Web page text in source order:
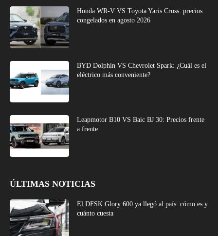
Honda WR-V VS Toyota Yaris Cross: precios
congelados en agosto 2026
BYD Dolphin VS Chevrolet Spark: ¿Cuál es el
eléctrico más conveniente?
Leapmotor B10 VS Baic BJ 30: Precios frente
a frente
ÚLTIMAS NOTICIAS
El DFSK Glory 600 ya llegó al país: cómo es y
cuánto cuesta